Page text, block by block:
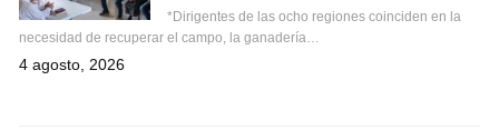
*Dirigentes de las ocho regiones coinciden en la
necesidad de recuperar el campo, la ganadería…
4 agosto, 2026